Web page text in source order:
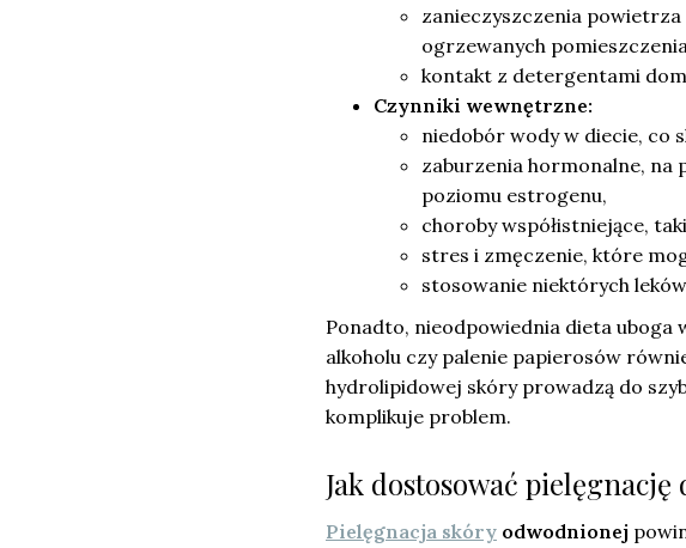
zanieczyszczenia
ogrzewanych
kontakt z detergentami
Czynniki wewnętrzne:
niedobór wody w diecie, co
zaburzenia hormonalne, na
poziomu estrogenu,
choroby współistniejące,
stres i zmęczenie, które
stosowanie niektórych
Ponadto, nieodpowiednia dieta uboga
alkoholu czy palenie papierosów
hydrolipidowej skóry prowadzą do
komplikuje problem.
Jak dostosować
Pielęgnacja skóry odwodnionej